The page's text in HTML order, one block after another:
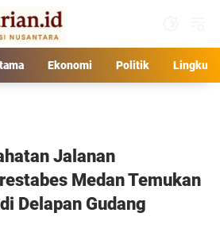
Ekonomi Politik
Jalanan
Medan Temukan
Delapan Gudang